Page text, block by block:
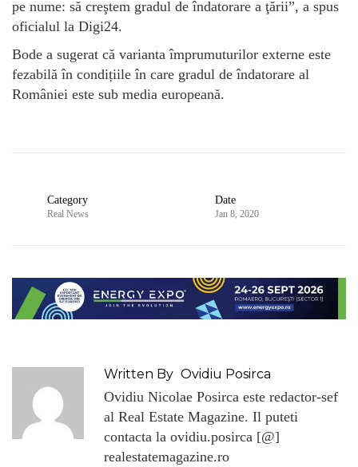
pe nume: să creştem gradul de îndatorare a ţării”, a spus
oficialul la Digi24.
Bode a sugerat că varianta împrumuturilor externe este
fezabilă în condițiile în care gradul de îndatorare al
României este sub media europeană.
Category
Real News
Date
Jan 8, 2020
Written By Ovidiu Posirca
Ovidiu Nicolae Posirca este redactor-sef
al Real Estate Magazine. Il puteti
contacta la ovidiu.posirca [@]
realestatemagazine.ro